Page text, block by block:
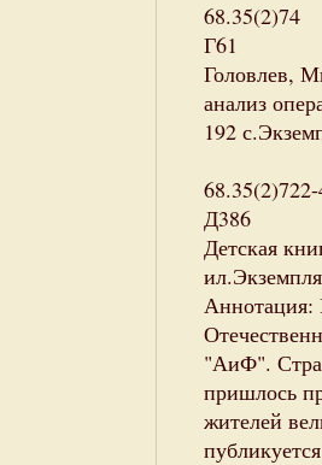
68.35(2)74
Г61
Головлев,
анализ
192
Д386
Детская
Аннотация:
"АиФ".
пришлось
жителей